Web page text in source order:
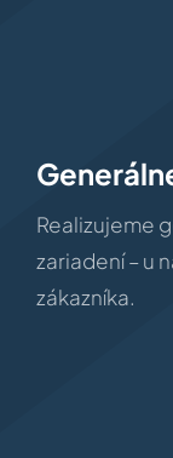
Realizujeme
zariadení – u
zákazníka.